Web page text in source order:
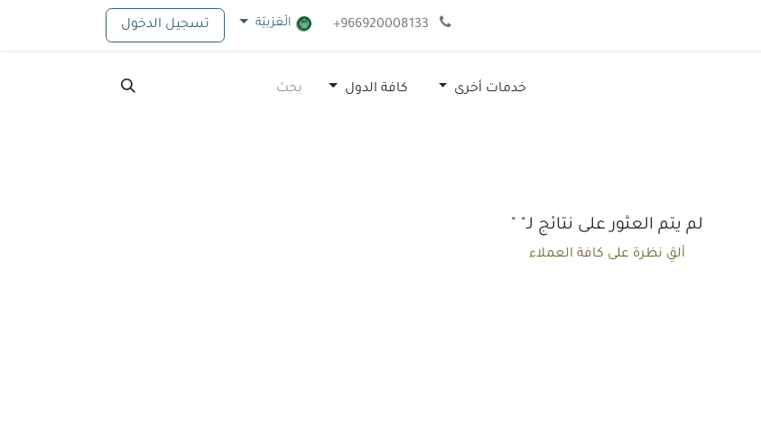
الْعَرَبيّة تسجيل الدخول
خدمات أخرى كافة الدول
لم يتم العثور على نتائج لـ"
ألقِ نظرة على كافة العملاء